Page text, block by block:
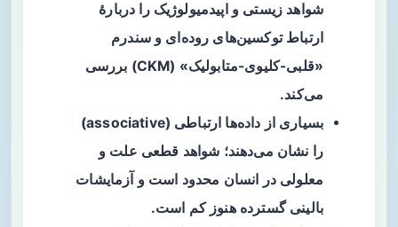
شواهد زیستی و اپیدمیولوژیک را دربارهٔ
ارتباط توکسین‌های روده‌ای و سندرم
«قلبی-کلیوی-متابولیک» (CKM) بررسی
می‌کند.
بسیاری از داده‌ها ارتباطی (associative)
را نشان می‌دهند؛ شواهد قطعی علت و
معلولی در انسان محدود است و آزمایشات
بالینی گسترده هنوز کم است.